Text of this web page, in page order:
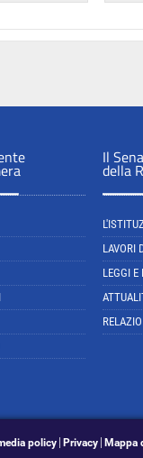
Il
della
LAVORI
LEGGI E
policy Privacy Mappa